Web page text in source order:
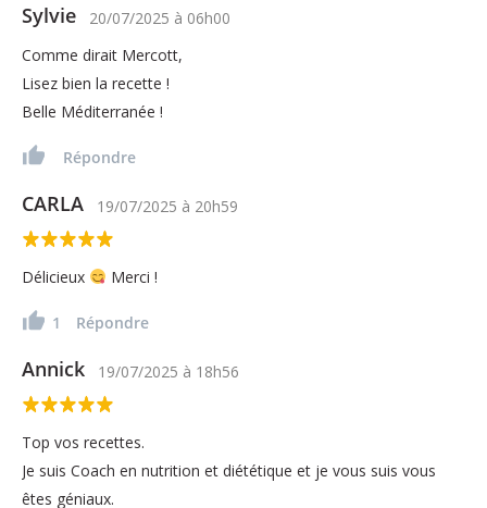
Sylvie 20/07/2025 à 06h00
Comme dirait Mercott,
Lisez bien la recette !
Belle Méditerranée !
Répondre
CARLA 19/07/2025 à 20h59
Délicieux Merci !
1 Répondre
Annick 19/07/2025 à 18h56
Top vos recettes.
Je suis Coach en nutrition et diététique et je vous suis vous
êtes géniaux.